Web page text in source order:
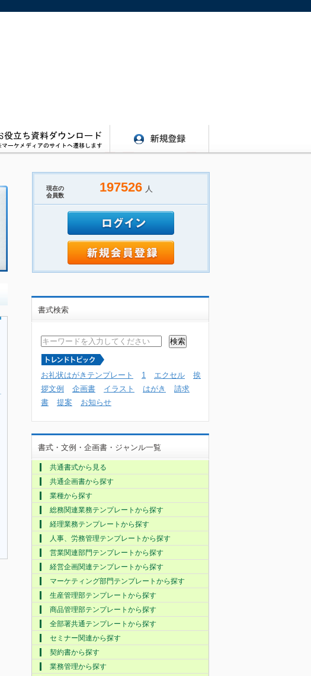
現在の
会員数
197526 人
書式検索
お礼状はがきテンプレート 1 エクセル
挨
拶文例
企画書 イラスト はがき
請求
書
提案 お知らせ
書式・文例・企画書・ジャンル一覧
共通書式から見る
共通企画書から探す
業種から探す
総務関連業務テンプレートから探す
経理業務テンプレートから探す
人事、労務管理テンプレートから探す
営業関連部門テンプレートから探す
経営企画関連テンプレートから探す
マーケティング部門テンプレートから探す
生産管理部テンプレートから探す
商品管理部テンプレートから探す
全部署共通テンプレートから探す
セミナー関連から探す
契約書から探す
業務管理から探す